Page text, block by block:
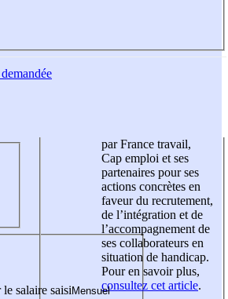
salaire saisi
par France travail,
Cap emploi et ses
partenaires pour ses
actions concrètes en
faveur du recrutement,
de l’intégration et de
l’accompagnement de
ses collaborateurs en
situation de handicap.
Pour en savoir plus,
consultez cet article.